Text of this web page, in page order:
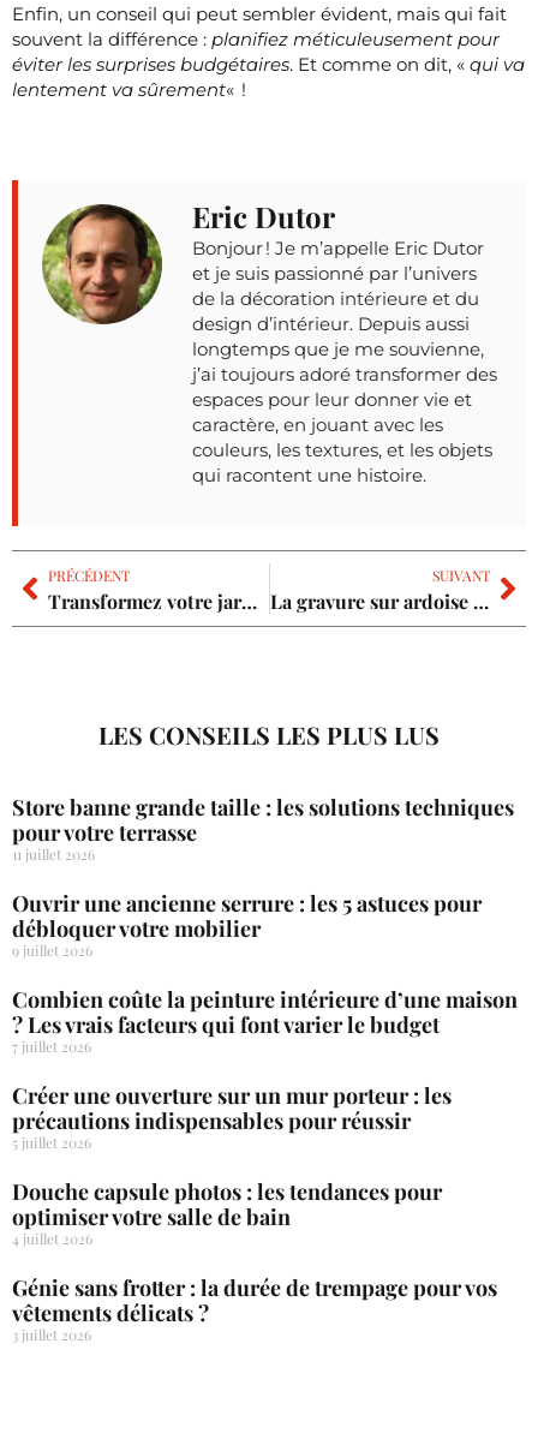
Enfin, un conseil qui peut sembler évident, mais qui fait
souvent la différence : planifiez méticuleusement pour
éviter les surprises budgétaires. Et comme on dit, « qui va
lentement va sûrement« !
Eric Dutor
Bonjour ! Je m’appelle Eric Dutor
et je suis passionné par l’univers
de la décoration intérieure et du
design d’intérieur. Depuis aussi
longtemps que je me souvienne,
j’ai toujours adoré transformer des
espaces pour leur donner vie et
caractère, en jouant avec les
couleurs, les textures, et les objets
qui racontent une histoire.
PRÉCÉDENT
Transformez votre jardin avec des lampes sur pied extérieures élégantes
SUIVANT
La gravure sur ardoise pour sublimer votre intérieur avec élégance et originalité
LES CONSEILS LES PLUS LUS
Store banne grande taille : les solutions techniques
pour votre terrasse
11 juillet 2026
Ouvrir une ancienne serrure : les 5 astuces pour
débloquer votre mobilier
9 juillet 2026
Combien coûte la peinture intérieure d’une maison
? Les vrais facteurs qui font varier le budget
7 juillet 2026
Créer une ouverture sur un mur porteur : les
précautions indispensables pour réussir
5 juillet 2026
Douche capsule photos : les tendances pour
optimiser votre salle de bain
4 juillet 2026
Génie sans frotter : la durée de trempage pour vos
vêtements délicats ?
3 juillet 2026